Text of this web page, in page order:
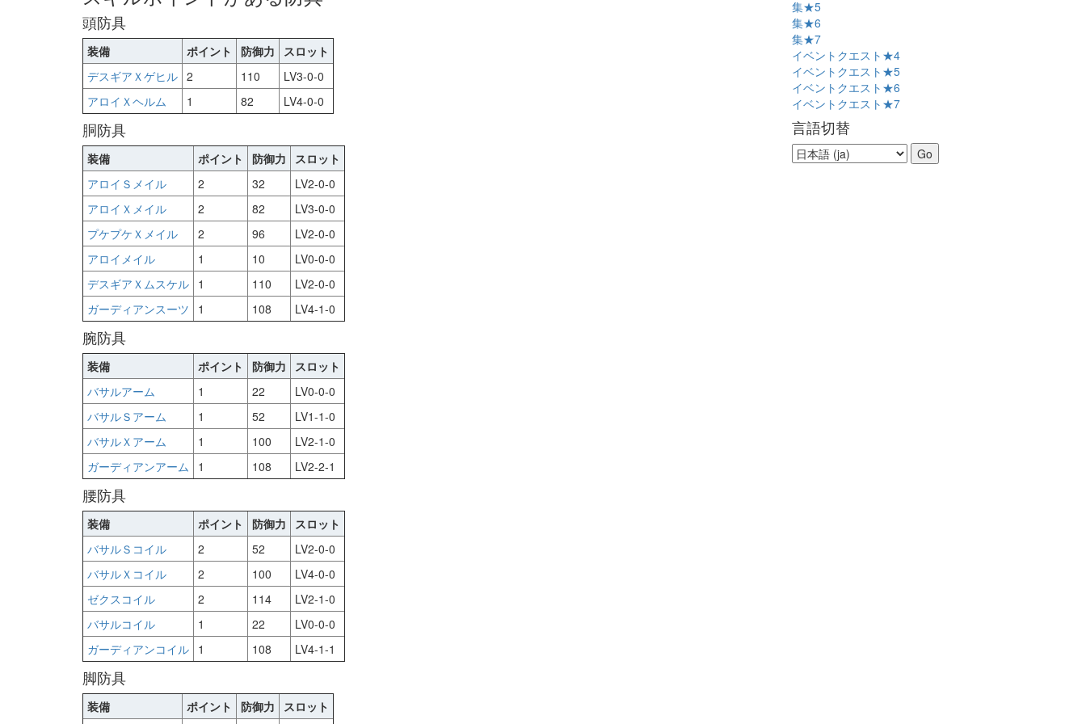
頭防具
装備 ポイント 防御力
スロット
デスギアＸゲヒル 2 110
LV3-0-0
アロイＸヘルム
1 82 LV4-0-0
胴防具
装備 ポイント 防御力
スロット
アロイＳメイル
2 32
LV2-0-0
アロイＸメイル
2 82
LV3-0-0
プケプケＸメイル
2 96
LV2-0-0
アロイメイル
1 10
LV0-0-0
デスギアＸムスケル 1 110
LV2-0-0
ガーディアンスーツ
1 108 LV4-1-0
腕防具
装備 ポイント 防御力
スロット
バサルアーム
1 22
LV0-0-0
バサルＳアーム
1 52
LV1-1-0
バサルＸアーム
1 100
LV2-1-0
ガーディアンアーム
1 108 LV2-2-1
腰防具
装備 ポイント 防御力
スロット
バサルＳコイル
2 52
LV2-0-0
バサルＸコイル
2 100
LV4-0-0
ゼクスコイル
2 114
LV2-1-0
バサルコイル
1 22
LV0-0-0
ガーディアンコイル 1 108 LV4-1-1
脚防具
装備 ポイント 防御力
スロット
集★5
集★6
集★7
イベントクエスト★4
イベントクエスト★5
イベントクエスト★6
イベントクエスト★7
言語切替